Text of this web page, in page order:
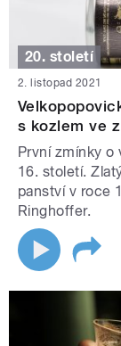
20. století
2. listopad 2021
s kozlem ve
První zmínky o
16. století.
panství v roce
Ringhoffer.